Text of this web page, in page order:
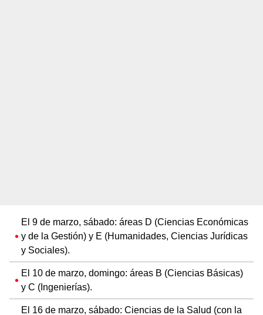
El 9 de marzo, sábado: áreas D (Ciencias Económicas
y de la Gestión) y E (Humanidades, Ciencias Jurídicas
y Sociales).
El 10 de marzo, domingo: áreas B (Ciencias Básicas)
y C (Ingenierías).
El 16 de marzo, sábado: Ciencias de la Salud (con la